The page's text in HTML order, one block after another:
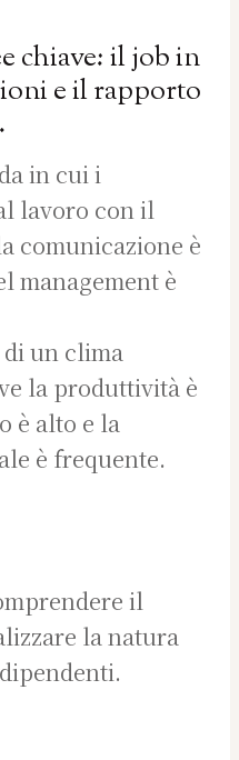
chiave: il job in
e il rapporto
in cui i
lavoro con il
comunicazione è
management è
di un clima
la produttività è
è alto e la
è frequente.
il
la natura